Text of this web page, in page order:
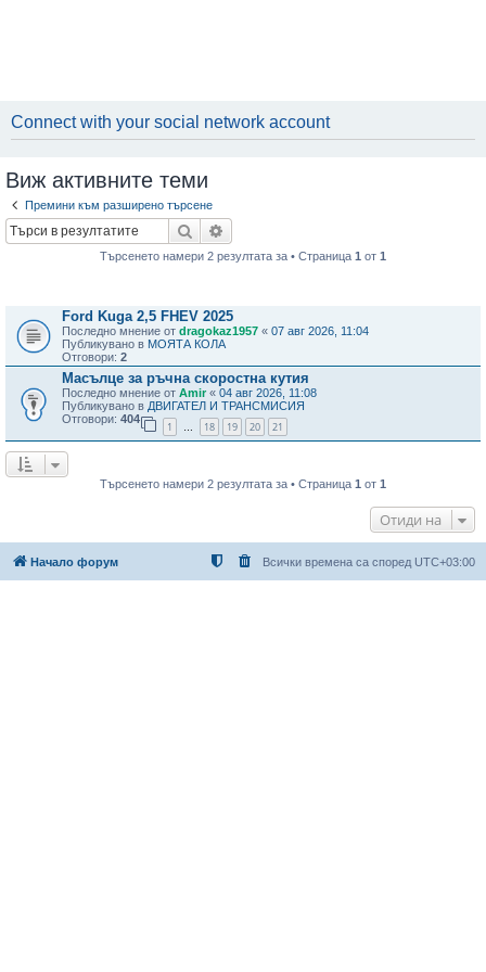
Connect with your social network account
Виж активните теми
Премини към разширено търсене
Търсене
Търсенето намери 2 резултата за • Страница 1 от 1
Ford Kuga 2,5 FHEV 2025
Последно мнение от dragokaz1957 « 07 авг 2026, 11:04
Публикувано в МОЯТА КОЛА
Отговори: 2
Масълце за ръчна скоростна кутия
Последно мнение от Amir « 04 авг 2026, 11:08
Публикувано в ДВИГАТЕЛ И ТРАНСМИСИЯ
Отговори: 404
1 … 18 19 20 21
Търсенето намери 2 резултата за • Страница 1 от 1
Отиди на
Начало форум Всички времена са според UTC+03:00